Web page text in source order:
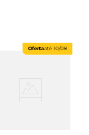
Ofertaaté10/08